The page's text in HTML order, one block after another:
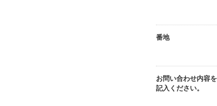
番地
お問い合わせ内容
記入ください。